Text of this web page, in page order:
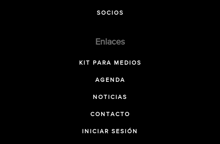
SOCIOS
Enlaces
KIT PARA MEDIOS
AGENDA
NOTICIAS
CONTACTO
INICIAR SESIÓN